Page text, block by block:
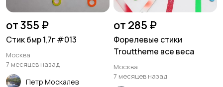
от 355 ₽
Стик бмр 1,7г #013
Москва
7 месяцев назад
Петр Москалев
от 285 ₽
Форелевые стики
Trouttheme все веса
Москва
7 месяцев назад